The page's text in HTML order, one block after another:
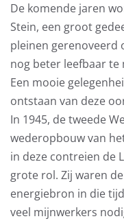
De komende jaren
Stein, een groot
pleinen gerenoveerd
nog beter leefbaar te
Een mooie
ontstaan van deze
In 1945, de tweede
wederopbouw van
in deze contreien de
grote rol. Zij waren
energiebron in die
veel mijnwerkers